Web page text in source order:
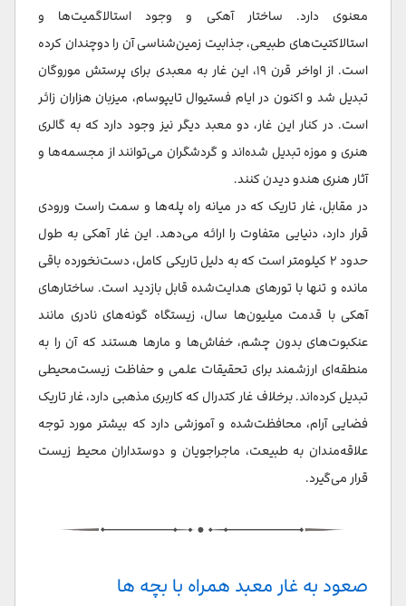
معنوی دارد. ساختار آهکی و وجود استالاگمیت‌ها و
استالاکتیت‌های طبیعی، جذابیت زمین‌شناسی آن را دوچندان کرده
است. از اواخر قرن ۱۹، این غار به معبدی برای پرستش موروگان
تبدیل شد و اکنون در ایام فستیوال تایپوسام، میزبان هزاران زائر
است. در کنار این غار، دو معبد دیگر نیز وجود دارد که به گالری
هنری و موزه تبدیل شده‌اند و گردشگران می‌توانند از مجسمه‌ها و
آثار هنری هندو دیدن کنند.
در مقابل، غار تاریک که در میانه راه پله‌ها و سمت راست ورودی
قرار دارد، دنیایی متفاوت را ارائه می‌دهد. این غار آهکی به طول
حدود ۲ کیلومتر است که به دلیل تاریکی کامل، دست‌نخورده باقی
مانده و تنها با تورهای هدایت‌شده قابل بازدید است. ساختارهای
آهکی با قدمت میلیون‌ها سال، زیستگاه گونه‌های نادری مانند
عنکبوت‌های بدون چشم، خفاش‌ها و مارها هستند که آن را به
منطقه‌ای ارزشمند برای تحقیقات علمی و حفاظت زیست‌محیطی
تبدیل کرده‌اند. برخلاف غار کتدرال که کاربری مذهبی دارد، غار تاریک
فضایی آرام، محافظت‌شده و آموزشی دارد که بیشتر مورد توجه
علاقه‌مندان به طبیعت، ماجراجویان و دوستداران محیط زیست
قرار می‌گیرد.
صعود به غار معبد همراه با بچه ها